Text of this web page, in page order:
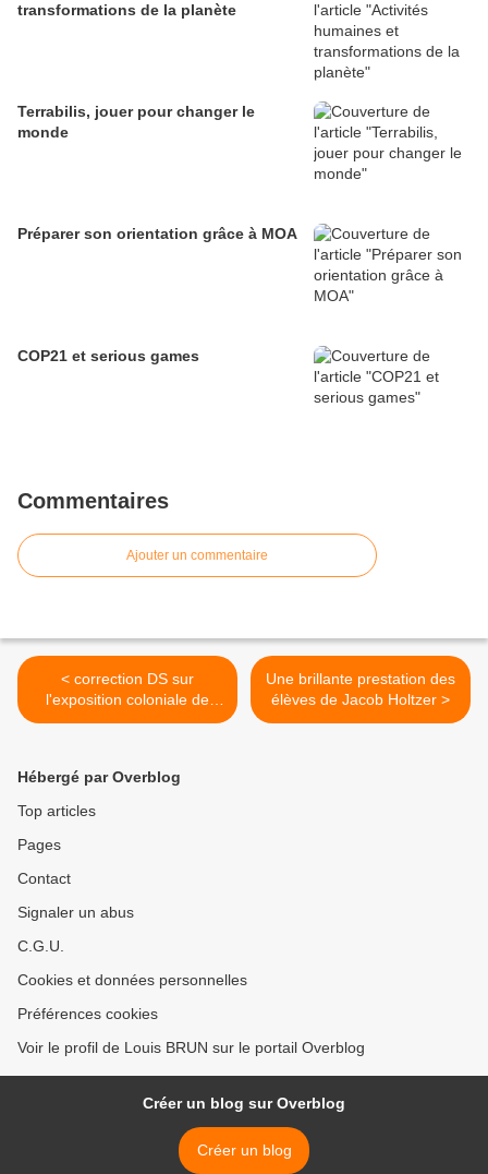
transformations de la planète
Terrabilis, jouer pour changer le
monde
Préparer son orientation grâce à MOA
COP21 et serious games
Commentaires
Ajouter un commentaire
< correction DS sur
l'exposition coloniale de
1931 (1ière S2/4)
Une brillante prestation des
élèves de Jacob Holtzer >
Hébergé par Overblog
Top articles
Pages
Contact
Signaler un abus
C.G.U.
Cookies et données personnelles
Préférences cookies
Voir le profil de Louis BRUN sur le portail Overblog
Créer un blog sur Overblog
Créer un blog